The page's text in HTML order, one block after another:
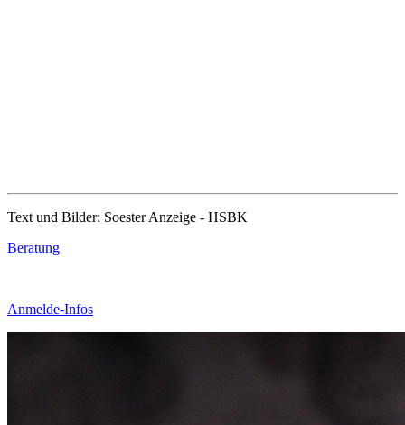
Text und Bilder: Soester Anzeige - HSBK
Beratung
Anmelde-Infos